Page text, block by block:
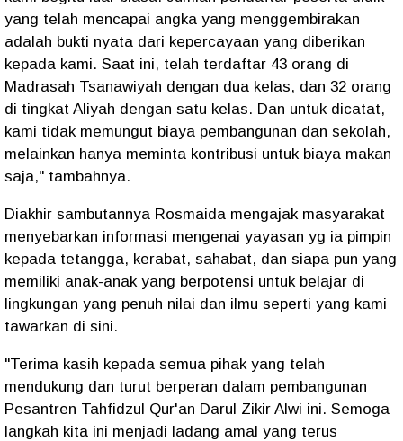
yang telah mencapai angka yang menggembirakan
adalah bukti nyata dari kepercayaan yang diberikan
kepada kami. Saat ini, telah terdaftar 43 orang di
Madrasah Tsanawiyah dengan dua kelas, dan 32 orang
di tingkat Aliyah dengan satu kelas. Dan untuk dicatat,
kami tidak memungut biaya pembangunan dan sekolah,
melainkan hanya meminta kontribusi untuk biaya makan
saja," tambahnya.
Diakhir sambutannya Rosmaida mengajak masyarakat
menyebarkan informasi mengenai yayasan yg ia pimpin
kepada tetangga, kerabat, sahabat, dan siapa pun yang
memiliki anak-anak yang berpotensi untuk belajar di
lingkungan yang penuh nilai dan ilmu seperti yang kami
tawarkan di sini.
"Terima kasih kepada semua pihak yang telah
mendukung dan turut berperan dalam pembangunan
Pesantren Tahfidzul Qur'an Darul Zikir Alwi ini. Semoga
langkah kita ini menjadi ladang amal yang terus